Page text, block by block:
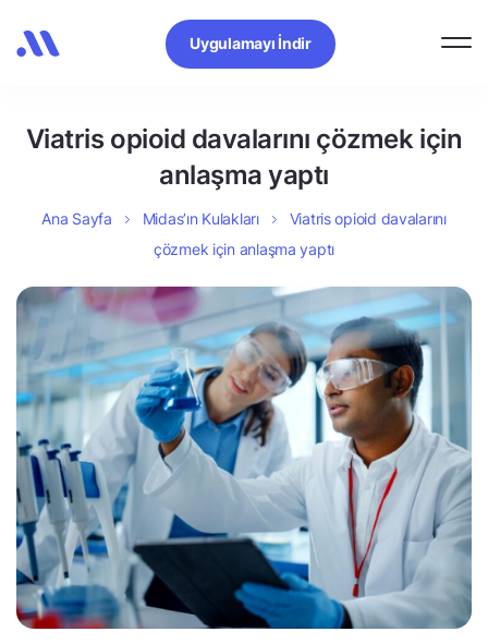
Uygulamayı İndir
Viatris opioid davalarını çözmek için
anlaşma yaptı
Ana Sayfa Midas’ın Kulakları
Viatris opioid davalarını
çözmek için anlaşma yaptı